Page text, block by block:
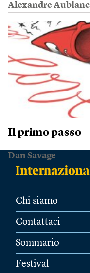
Alexandre Aublanc
Il primo passo
Dan Savage
Chi siamo
Contattaci
Sommario
Festival